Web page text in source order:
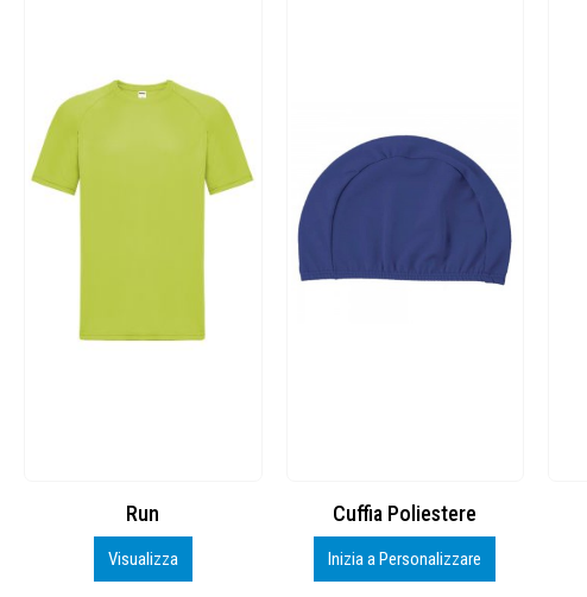
Cuffia Poliestere
Inizia a Personalizzare
BS600 – 5139960
Personalizza